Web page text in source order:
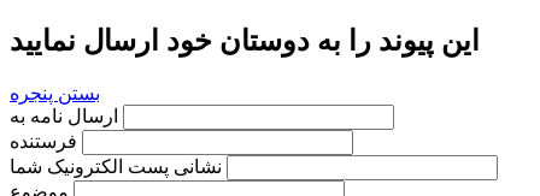
این پیوند را به دوستان خود ارسال نمایید
بستن پنجره
فرستنده
نشانی پست الکترونیک شما
موضوع